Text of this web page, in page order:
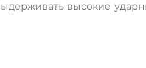
высокие